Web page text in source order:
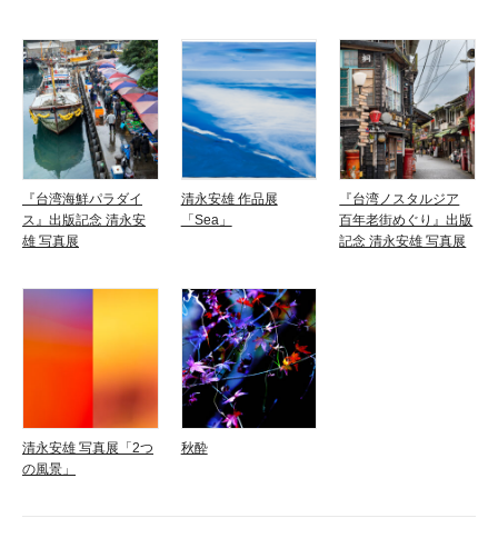
『台湾海鮮パラダイ
ス』出版記念 清永安
雄 写真展
清永安雄 作品展
「Sea」
『台湾ノスタルジア
百年老街めぐり』出版
記念 清永安雄 写真展
清永安雄 写真展「2つ
の風景」
秋酔